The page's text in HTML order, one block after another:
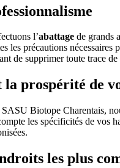
l’abattage de grands
les précautions nécessaires
de supprimer toute trace de
prospérité de
Biotope Charentais,
les spécificités de vos
les plus